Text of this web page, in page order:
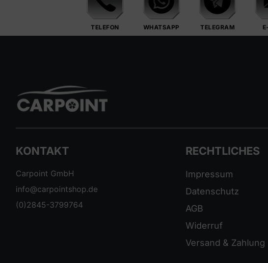
TELEFON WHATSAPP TELEGRAM
KONTAKT
Carpoint GmbH
info@carpointshop.de
(0)2845-3799764
RECHTLICHES
Impressum
Datenschutz
AGB
Widerruf
Versand & Zahlung